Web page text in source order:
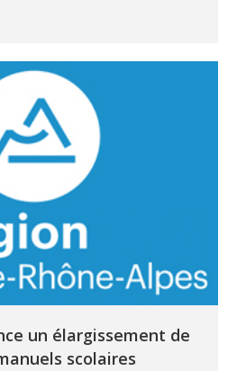
un élargissement de
scolaires